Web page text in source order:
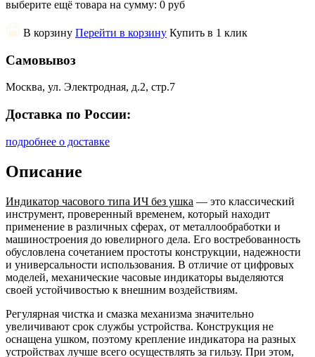
выберите ещё товара на сумму: 0 руб
В корзину Перейти в корзину Купить в 1 клик
Самовывоз
Москва, ул. Электродная, д.2, стр.7
Доставка по России:
подробнее о доставке
Описание
Индикатор часового типа ИЧ без ушка — это классический
инструмент, проверенный временем, который находит
применение в различных сферах, от металлообработки и
машиностроения до ювелирного дела. Его востребованность
обусловлена сочетанием простоты конструкции, надежности
и универсальности использования. В отличие от цифровых
моделей, механические часовые индикаторы выделяются
своей устойчивостью к внешним воздействиям.
Регулярная чистка и смазка механизма значительно
увеличивают срок службы устройства. Конструкция не
оснащена ушком, поэтому крепление индикатора на разных
устройствах лучше всего осуществлять за гильзу. При этом,